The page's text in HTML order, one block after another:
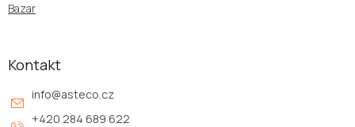
Bazar
Kontakt
info@asteco.cz
+420 284 689 622